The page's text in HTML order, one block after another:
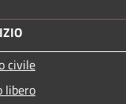
civile
libero